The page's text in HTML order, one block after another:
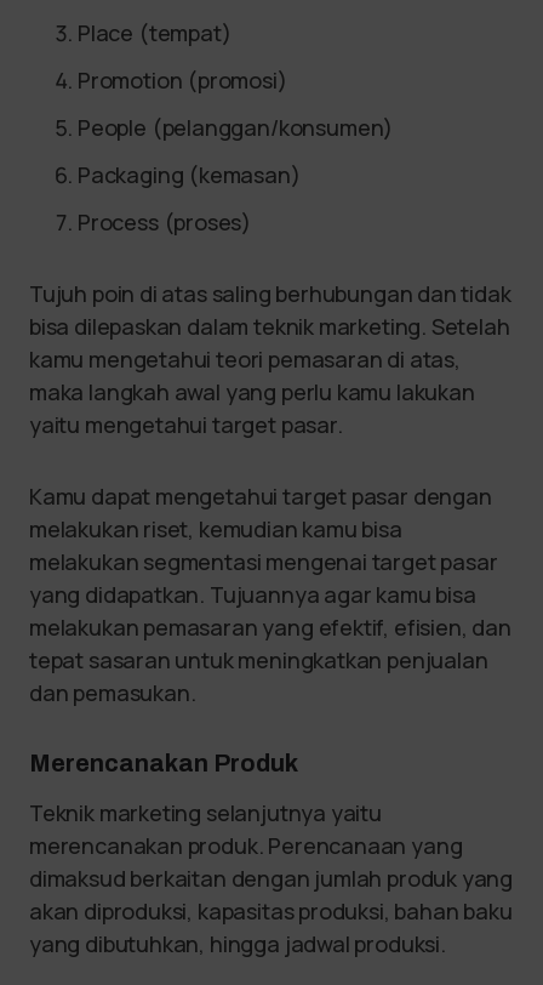
Place (tempat)
Promotion (promosi)
People (pelanggan/konsumen)
Packaging (kemasan)
Process (proses)
Tujuh poin di atas saling berhubungan dan tidak
bisa dilepaskan dalam teknik marketing. Setelah
kamu mengetahui teori pemasaran di atas,
maka langkah awal yang perlu kamu lakukan
yaitu mengetahui target pasar.
Kamu dapat mengetahui target pasar dengan
melakukan riset, kemudian kamu bisa
melakukan segmentasi mengenai target pasar
yang didapatkan. Tujuannya agar kamu bisa
melakukan pemasaran yang efektif, efisien, dan
tepat sasaran untuk meningkatkan penjualan
dan pemasukan.
Merencanakan Produk
Teknik marketing selanjutnya yaitu
merencanakan produk. Perencanaan yang
dimaksud berkaitan dengan jumlah produk yang
akan diproduksi, kapasitas produksi, bahan baku
yang dibutuhkan, hingga jadwal produksi.